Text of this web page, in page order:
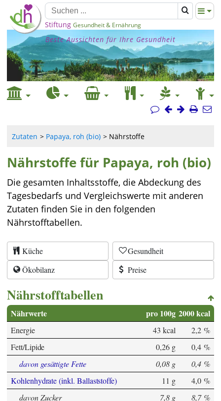
Stiftung Gesundheit & Ernährung
Beste Aussichten für Ihre Gesundheit
Zutaten Papaya, roh (bio) Nährstoffe
Nährstoffe für Papaya, roh (bio)
Die gesamten Inhaltsstoffe, die Abdeckung des
Tagesbedarfs und Vergleichswerte mit anderen
Zutaten finden Sie in den folgenden
Nährstofftabellen.
Küche
Gesundheit
Ökobilanz
Preise
Nährstofftabellen
Nährwerte pro 100g 2000 kcal
Energie 43 kcal
2,2 %
Fett/Lipide
0,26 g
0,4 %
davon gesättigte Fette
0,08 g
0,4 %
Kohlenhydrate (inkl. Ballaststoffe)
11 g
4,0 %
davon Zucker
7,8 g
8,7 %